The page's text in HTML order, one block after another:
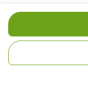
Ingrediënten